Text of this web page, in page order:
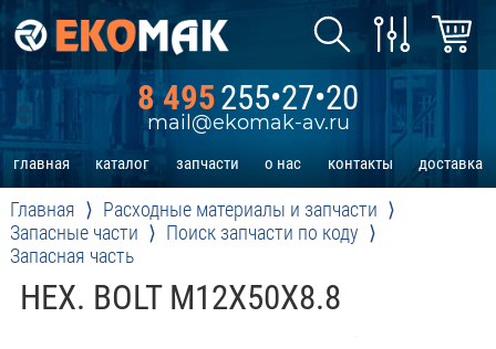
8 495255•27•20
mail@ekomak-av.ru
главная каталог запчасти о нас контакты доставка
Главная
Расходные материалы и запчасти
Запасные части
Поиск запчасти по коду
Запасная часть
HEX. BOLT M12X50X8.8